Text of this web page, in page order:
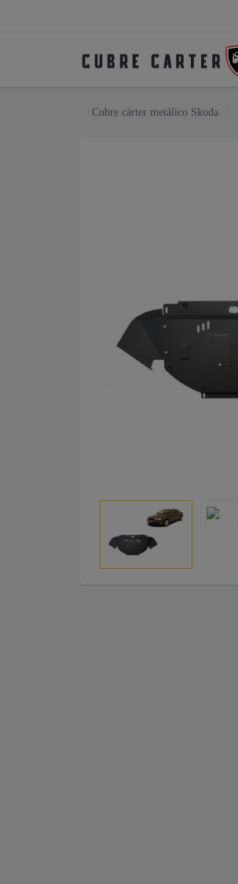
Cubre cárter metálico Skoda